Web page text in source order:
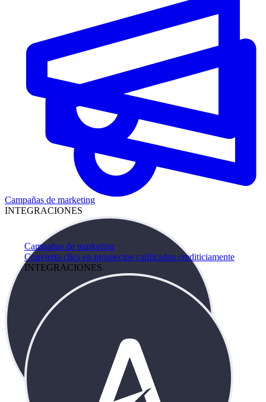
Campañas de marketing
Convierta clics en prospectos calificados crediticiamente
INTEGRACIONES
Campañas de marketing
INTEGRACIONES